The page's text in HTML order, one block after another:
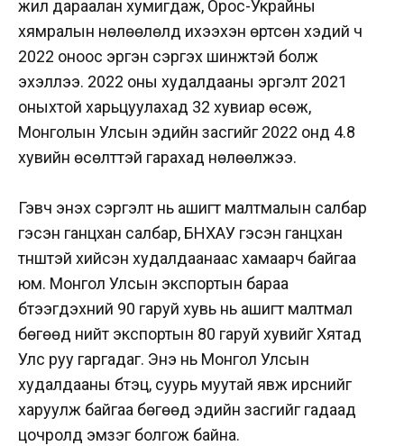
жил дараалан хумигдаж, Орос-Украйны
хямралын нөлөөлөлд ихээхэн өртсөн хэдий ч
2022 оноос эргэн сэргэх шинжтэй болж
эхэллээ. 2022 оны худалдааны эргэлт 2021
оныхтой харьцуулахад 32 хувиар өсөж,
Монголын Улсын эдийн засгийг 2022 онд 4.8
хувийн өсөлттэй гарахад нөлөөлжээ.
Гэвч энэхүү сэргэлт нь ашигт малтмалын салбар
гэсэн ганцхан салбар, БНХАУ гэсэн ганцхан
түнштэй хийсэн худалдаанаас хамаарч байгаа
юм. Монгол Улсын экспортын бараа
бүтээгдэхүүний 90 гаруй хувь нь ашигт малтмал
бөгөөд нийт экспортын 80 гаруй хувийг Хятад
Улс руу гаргадаг. Энэ нь Монгол Улсын
худалдааны бүтэц, суурь муутай явж ирснийг
харуулж байгаа бөгөөд эдийн засгийг гадаад
цочролд эмзэг болгож байна.